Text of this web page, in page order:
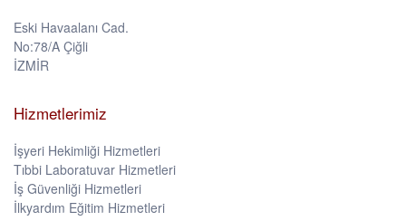
Eski Havaalanı Cad.
No:78/A Çiğli
İZMİR
Hizmetlerimiz
İşyeri Hekimliği Hizmetleri
Tıbbi Laboratuvar Hizmetleri
İş Güvenliği Hizmetleri
İlkyardım Eğitim Hizmetleri